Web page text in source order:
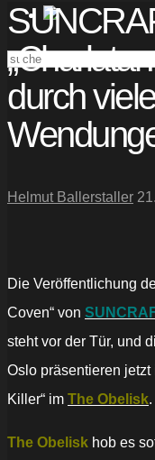
durch
Helmut Ballerstaller
Die Veröffentlichung
Coven“ von
steht vor der Tür, und
Oslo präsentieren
Killer“ im The Obelisk.
The Obelisk hob es